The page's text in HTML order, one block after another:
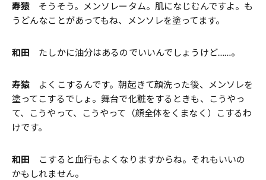
寿猿 そうそう。メンソレータム。肌になじむんですよ。も
うどんなことがあってもね、メンソレを塗ってます。
和田 たしかに油分はあるのでいいんでしょうけど……。
寿猿 よくこするんです。朝起きて顔洗った後、メンソレを
塗ってこするでしょ。舞台で化粧をするときも、こうやっ
て、こうやって、こうやって（顔全体をくまなく）こするわ
けです。
和田 こすると血行もよくなりますからね。それもいいの
かもしれません。